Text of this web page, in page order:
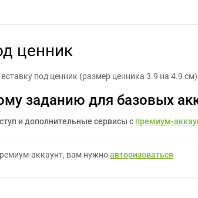
ценник
под ценник (размер ценника 3.9 на 4.9
заданию для базовых
и дополнительные сервисы с премиум-
аккаунт, вам нужноавторизоваться